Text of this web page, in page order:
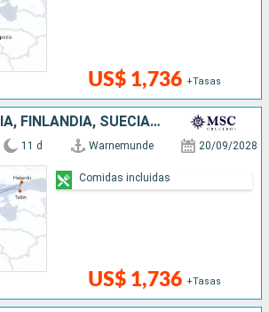
US$ 1,736 +Tasas
POLONIA, ESTONIA, FINLANDIA, SUECIA, DINAMARCA, ALEMANIA
11 d Warnemunde 20/09/2028
US$ 1,736 +Tasas
Comidas incluidas